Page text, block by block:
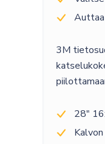
Auttaa
3M
28″